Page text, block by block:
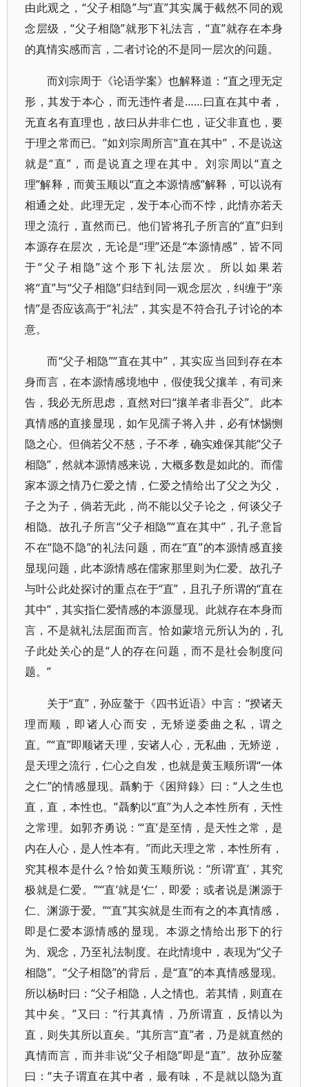
由此观之，“父子相隐”与“直”其实属于截然不同的观
念层级，“父子相隐”就形下礼法言，“直”就存在本身
的真情实感而言，二者讨论的不是同一层次的问题。
而刘宗周于《论语学案》也解释道：“直之理无定
形，其发于本心，而无违忤者是……曰直在其中者，
无直名有直理也，故曰从井非仁也，证父非直也，要
于理之常而已。”如刘宗周所言“直在其中”，不是说这
就是“直”，而是说直之理在其中。刘宗周以“直之
理”解释，而黄玉顺以“直之本源情感”解释，可以说有
相通之处。此理无定，发于本心而不悖，此情亦若天
理之流行，直然而已。他们皆将孔子所言的“直”归到
本源存在层次，无论是“理”还是“本源情感”，皆不同
于“父子相隐”这个形下礼法层次。所以如果若
将“直”与“父子相隐”归结到同一观念层次，纠缠于“亲
情”是否应该高于“礼法”，其实是不符合孔子讨论的本
意。
而“父子相隐”“直在其中”，其实应当回到存在本
身而言，在本源情感境地中，假使我父攘羊，有司来
告，我必无所思虑，直然对曰“攘羊者非吾父”。此本
真情感的直接显现，如乍见孺子将入井，必有怵惕恻
隐之心。但倘若父不慈，子不孝，确实难保其能“父子
相隐”，然就本源情感来说，大概多数是如此的。而儒
家本源之情乃仁爱之情，仁爱之情给出了父之为父，
子之为子，倘若无此，尚不能以父子论之，何谈父子
相隐。故孔子所言“父子相隐”“直在其中”，孔子意旨
不在“隐不隐”的礼法问题，而在“直”的本源情感直接
显现问题，此本源情感在儒家那里则为仁爱。故孔子
与叶公此处探讨的重点在于“直”，且孔子所谓的“直在
其中”，其实指仁爱情感的本源显现。此就存在本身而
言，不是就礼法层面而言。恰如蒙培元所认为的，孔
子此处关心的是“人的存在问题，而不是社会制度问
题。”
关于“直”，孙应鳌于《四书近语》中言：“揆诸天
理而顺，即诸人心而安，无矫逆委曲之私，谓之
直。”“直”即顺诸天理，安诸人心，无私曲，无矫逆，
是天理之流行，仁心之自发，也就是黄玉顺所谓“一体
之仁”的情感显现。聶豹于《困辩錄》曰：“人之生也
直，直，本性也。”聶豹以“直”为人之本性所有，天性
之常理。如郭齐勇说：“‘直’是至情，是天性之常，是
内在人心，是人性本有。”而此天理之常，本性所有，
究其根本是什么？恰如黄玉顺所说：“所谓‘直’，其究
极就是仁爱。”“‘直’就是‘仁’，即爱；或者说是渊源于
仁、渊源于爱。”“直”其实就是生而有之的本真情感，
即是仁爱本源情感的显现。本源之情给出形下的行
为、观念，乃至礼法制度。在此情境中，表现为“父子
相隐”。“父子相隐”的背后，是“直”的本真情感显现。
所以杨时曰：“父子相隐，人之情也。若其情，则直在
其中矣。”又曰：“行其真情，乃所谓直，反情以为
直，则失其所以直矣。”其所言“直”者，乃是就直然的
真情而言，而并非说“父子相隐”即是“直”。故孙应鳌
曰：“夫子谓直在其中者，最有味，不是就以隐为直